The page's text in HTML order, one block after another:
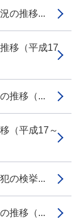
の推移...
移（平成17
推移（...
（平成17～
の検挙...
推移（...